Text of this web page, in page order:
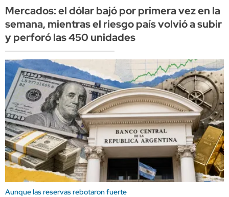
Mercados: el dólar bajó por primera vez en la
semana, mientras el riesgo país volvió a subir
y perforó las 450 unidades
Aunque las reservas rebotaron fuerte